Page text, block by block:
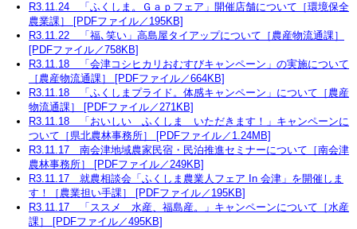
R3.11.24 「ふくしま。Ｇａｐフェア」開催店舗について［環境保全
農業課］ [PDFファイル／195KB]
R3.11.22 「福､笑い」高島屋タイアップについて［農産物流通課］
[PDFファイル／758KB]
R3.11.18 「会津コシヒカリおむすびキャンペーン」の実施について
［農産物流通課］ [PDFファイル／664KB]
R3.11.18 「ふくしまプライド。体感キャンペーン」について［農産
物流通課］ [PDFファイル／271KB]
R3.11.18 「おいしい ふくしま いただきます！」キャンペーンに
ついて［県北農林事務所］ [PDFファイル／1.24MB]
R3.11.17 南会津地域農家民宿・民泊推進セミナーについて［南会津
農林事務所］ [PDFファイル／249KB]
R3.11.17 就農相談会「ふくしま農業人フェア In 会津」を開催しま
す！［農業担い手課］ [PDFファイル／195KB]
R3.11.17 「ススメ 水産、福島産。」キャンペーンについて［水産
課］ [PDFファイル／495KB]